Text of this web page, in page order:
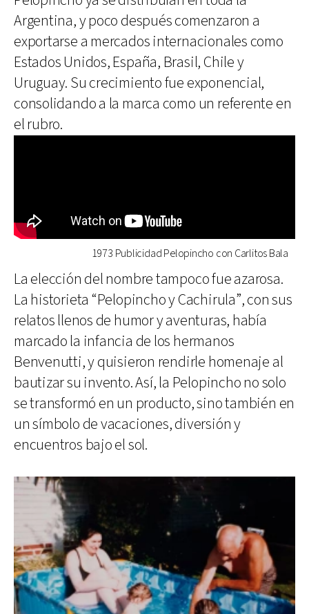
Argentina, y poco después comenzaron a
exportarse a mercados internacionales como
Estados Unidos, España, Brasil, Chile y
Uruguay. Su crecimiento fue exponencial,
consolidando a la marca como un referente en
el rubro.
1973 Publicidad Pelopincho con Carlitos Bala
La elección del nombre tampoco fue azarosa.
La historieta “Pelopincho y Cachirula”, con sus
relatos llenos de humor y aventuras, había
marcado la infancia de los hermanos
Benvenutti, y quisieron rendirle homenaje al
bautizar su invento. Así, la Pelopincho no solo
se transformó en un producto, sino también en
un símbolo de vacaciones, diversión y
encuentros bajo el sol.